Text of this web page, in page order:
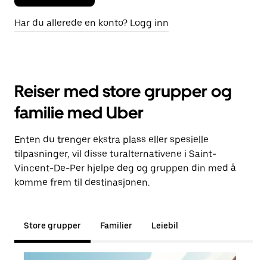
Har du allerede en konto? Logg inn
Reiser med store grupper og
familie med Uber
Enten du trenger ekstra plass eller spesielle
tilpasninger, vil disse turalternativene i Saint-
Vincent-De-Per hjelpe deg og gruppen din med å
komme frem til destinasjonen.
Store grupper Familier Leiebil